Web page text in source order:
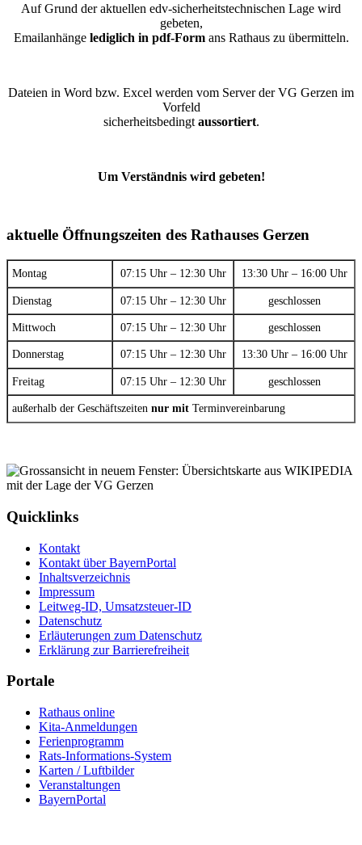
Auf Grund der aktuellen edv-sicherheitstechnischen Lage wird
gebeten,
Emailanhänge lediglich in pdf-Formans Rathaus zu übermitteln.
Dateien in Word bzw. Excel werden vom Server der VG Gerzen im
Vorfeld
sicherheitsbedingt aussortiert.
Um Verständnis wird gebeten!
aktuelle Öffnungszeiten des Rathauses Gerzen
Montag 07:15 Uhr – 12:30 Uhr 13:30 Uhr – 16:00 Uhr
Dienstag 07:15 Uhr – 12:30 Uhr geschlossen
Mittwoch 07:15 Uhr – 12:30 Uhr geschlossen
Donnerstag 07:15 Uhr – 12:30 Uhr 13:30 Uhr – 16:00 Uhr
Freitag 07:15 Uhr – 12:30 Uhr geschlossen
außerhalb der Geschäftszeiten nur mit Terminvereinbarung
Quicklinks
Kontakt
Kontakt über BayernPortal
Inhaltsverzeichnis
Impressum
Leitweg-ID, Umsatzsteuer-ID
Datenschutz
Erläuterungen zum Datenschutz
Erklärung zur Barrierefreiheit
Portale
Rathaus online
Kita-Anmeldungen
Ferienprogramm
Rats-Informations-System
Karten / Luftbilder
Veranstaltungen
BayernPortal